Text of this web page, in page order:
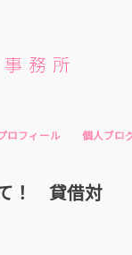
ロフィール 個人ブロ
！ 貸借対